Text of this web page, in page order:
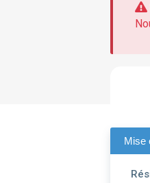
Mise